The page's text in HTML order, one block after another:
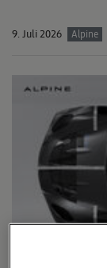
9. Juli 2026 Alpine